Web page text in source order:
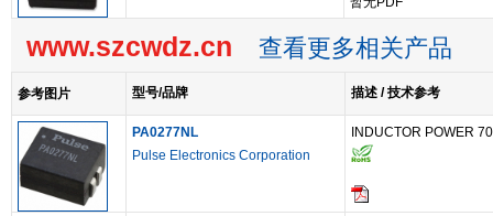
www.szcwdz.cn 查看更多相关产品
参考图片 型号/品牌 描述 / 技术参考
PA0277NL
Pulse Electronics Corporation
INDUCTOR POWER